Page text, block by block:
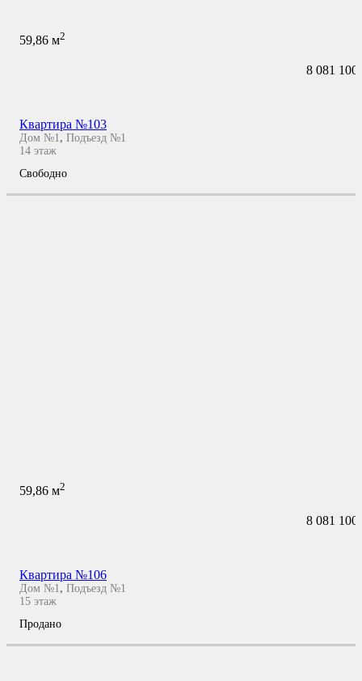
59,86 м2
8 081 100
Квартира №103
Дом №1 , Подъезд №1
14 этаж
Свободно
59,86 м2
8 081 100
Квартира №106
Дом №1, Подъезд №1
15 этаж
Продано